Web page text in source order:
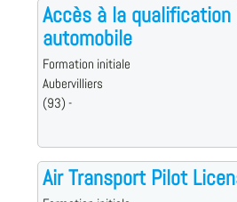
Accès à la
automobile
Formation initiale
Aubervilliers
(93) -
Air Transport Pilot